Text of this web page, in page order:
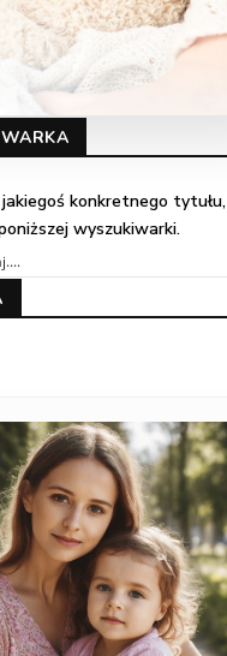
jakiegoś konkretnego tytułu,
wyszukiwarki.